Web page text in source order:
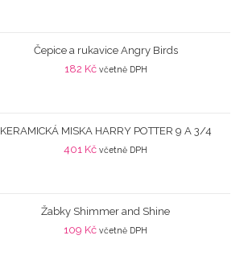
Čepice a rukavice Angry Birds
182 Kč včetně DPH
KERAMICKÁ MISKA HARRY POTTER 9 A 3/4
401 Kč včetně DPH
Žabky Shimmer and Shine
109 Kč včetně DPH